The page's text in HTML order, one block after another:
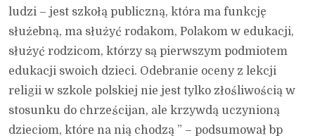
ludzi – jest szkołą publiczną, która ma funkcję
służebną, ma służyć rodakom, Polakom w edukacji,
służyć rodzicom, którzy są pierwszym podmiotem
edukacji swoich dzieci. Odebranie oceny z lekcji
religii w szkole polskiej nie jest tylko złośliwością w
stosunku do chrześcijan, ale krzywdą uczynioną
dzieciom, które na nią chodzą ” – podsumował bp